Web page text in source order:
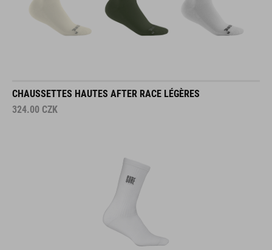
CHAUSSETTES HAUTES AFTER RACE LÉGÈRES
324.00 CZK